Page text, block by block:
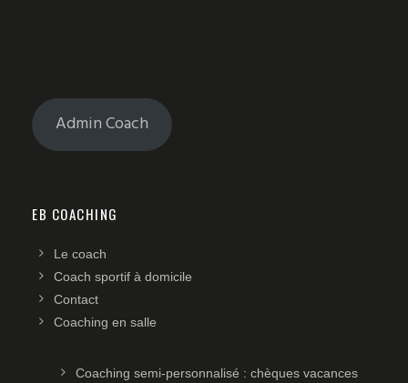
Admin Coach
EB COACHING
Le coach
Coach sportif à domicile
Contact
Coaching en salle
Coaching semi-personnalisé : chèques vacances